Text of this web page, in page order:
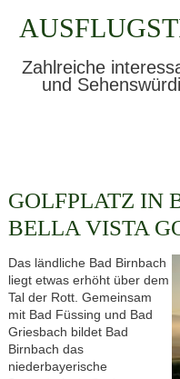
Zahlreiche
und
GOLFPLATZ IN
BELLA VISTA
Das ländliche Bad Birnbach
liegt etwas erhöht über dem
Tal der Rott. Gemeinsam
mit Bad Füssing und Bad
Griesbach bildet Bad
Birnbach das
niederbayerische